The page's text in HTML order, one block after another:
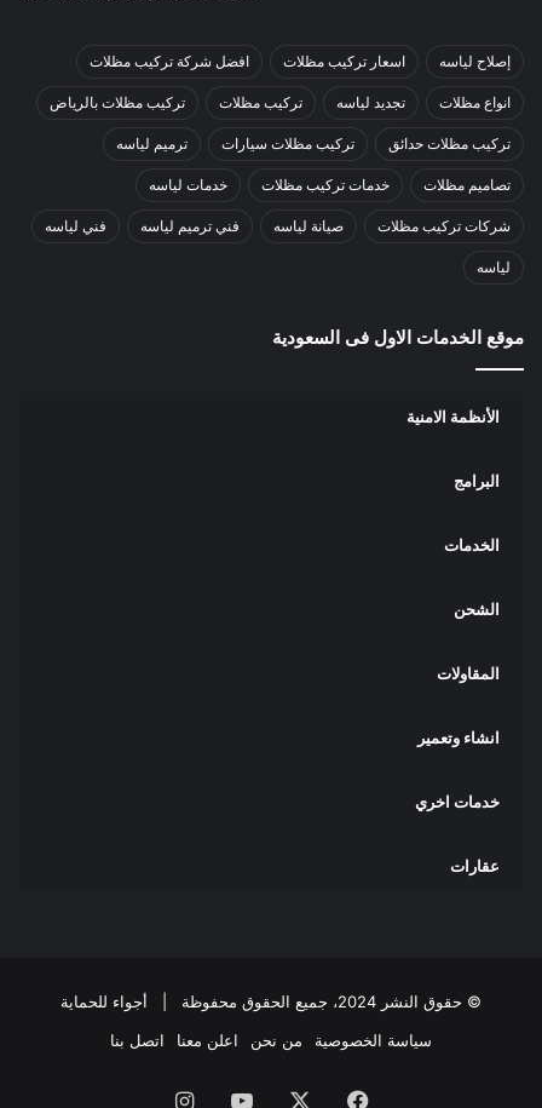
إصلاح لياسه اسعار تركيب مظلات افضل شركة تركيب مظلات
انواع مظلات تجديد لياسه تركيب مظلات تركيب مظلات بالرياض
تركيب مظلات حدائق تركيب مظلات سيارات ترميم لياسه
تصاميم مظلات خدمات تركيب مظلات خدمات لياسه
شركات تركيب مظلات صيانة لياسه فني ترميم لياسه فني لياسه
لياسه
موقع الخدمات الاول فى السعودية
الأنظمة الامنية
البرامج
الخدمات
الشحن
المقاولات
انشاء وتعمير
خدمات اخري
عقارات
© حقوق النشر 2024، جميع الحقوق محفوظة |
أجواء للحماية
سياسة الخصوصية
من نحن اعلن معنا اتصل بنا
فيسبوك ‫YouTubeانستقرام